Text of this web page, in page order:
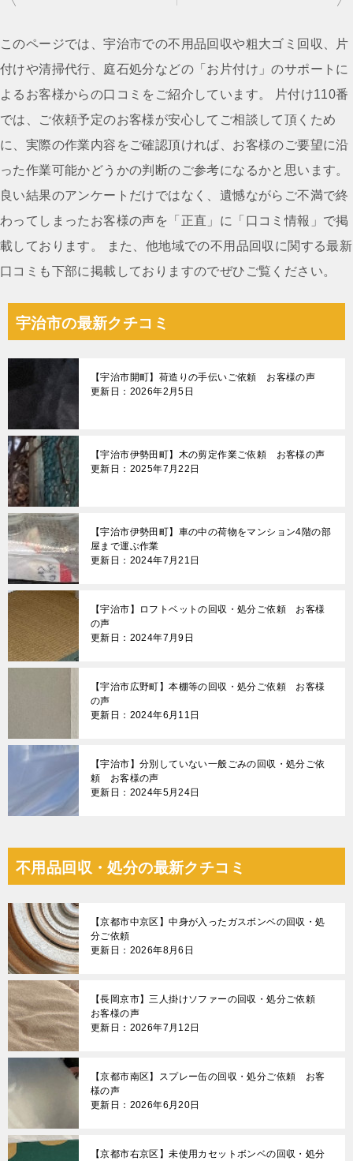
ナ
ビ
ゲ
ー
シ
ョ
ン
このページでは、宇治市での不用品回収や粗大ゴミ回収、片
付けや清掃代行、庭石処分などの「お片付け」のサポートに
よるお客様からの口コミをご紹介しています。 片付け110番
では、ご依頼予定のお客様が安心してご相談して頂くため
に、実際の作業内容をご確認頂ければ、お客様のご要望に沿
った作業可能かどうかの判断のご参考になるかと思います。
良い結果のアンケートだけではなく、遺憾ながらご不満で終
わってしまったお客様の声を「正直」に「口コミ情報」で掲
載しております。 また、他地域での不用品回収に関する最新
口コミも下部に掲載しておりますのでぜひご覧ください。
宇治市の最新クチコミ
【宇治市開町】荷造りの手伝いご依頼 お客様の声
更新日：2026年2月5日
【宇治市伊勢田町】木の剪定作業ご依頼 お客様の声
更新日：2025年7月22日
【宇治市伊勢田町】車の中の荷物をマンション4階の部
屋まで運ぶ作業
更新日：2024年7月21日
【宇治市】ロフトベットの回収・処分ご依頼 お客様
の声
更新日：2024年7月9日
【宇治市広野町】本棚等の回収・処分ご依頼 お客様
の声
更新日：2024年6月11日
【宇治市】分別していない一般ごみの回収・処分ご依
頼 お客様の声
更新日：2024年5月24日
不用品回収・処分の最新クチコミ
【京都市中京区】中身が入ったガスボンベの回収・処
分ご依頼
更新日：2026年8月6日
【長岡京市】三人掛けソファーの回収・処分ご依頼
お客様の声
更新日：2026年7月12日
【京都市南区】スプレー缶の回収・処分ご依頼 お客
様の声
更新日：2026年6月20日
【京都市右京区】未使用カセットボンベの回収・処分